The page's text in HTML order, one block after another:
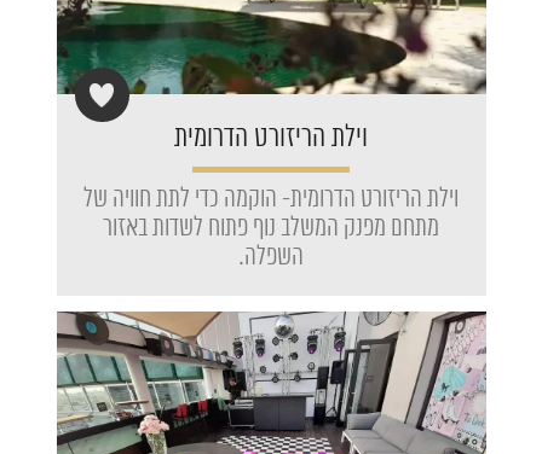
וילת הריזורט הדרומית
וילת הריזורט הדרומית- הוקמה כדי לתת חוויה של
מתחם מפנק המשלב נוף פתוח לשדות באזור
השפלה.